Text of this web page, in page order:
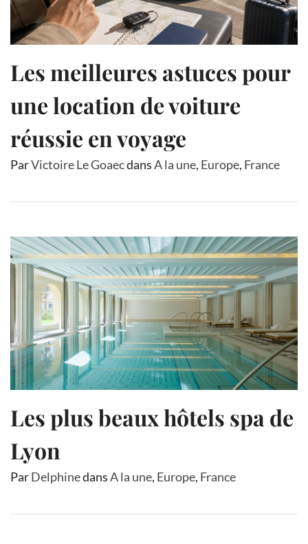
Les meilleures astuces pour
une location de voiture
réussie en voyage
ParVictoire Le GoaecdansA la une, Europe, France
Les plus beaux hôtels spa de
Lyon
ParDelphinedansA la une, Europe, France